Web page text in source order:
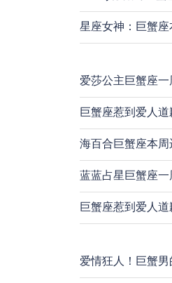
星座女神：巨蟹座
爱莎公主巨蟹座一
巨蟹座惹到爱人
海百合巨蟹座本周
蓝蓝占星巨蟹座一
巨蟹座惹到爱人
爱情狂人！巨蟹